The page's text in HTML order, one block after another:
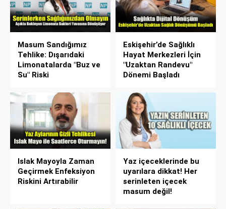
Masum Sandığımız
Tehlike: Dışarıdaki
Limonatalarda "Buz ve
Su" Riski
Eskişehir’de Sağlıklı
Hayat Merkezleri İçin
"Uzaktan Randevu"
Dönemi Başladı
Islak Mayoyla Zaman
Geçirmek Enfeksiyon
Riskini Artırabilir
Yaz içeceklerinde bu
uyarılara dikkat! Her
serinleten içecek
masum değil!